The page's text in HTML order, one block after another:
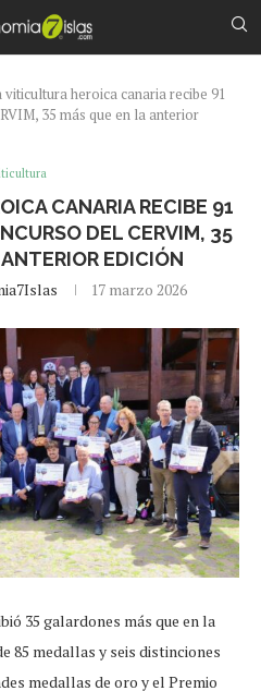
viticultura heroica canaria recibe 91
35 más que en la anterior
CANARIA RECIBE 91
DEL CERVIM, 35
EDICIÓN
17 marzo 2026
35 galardones más que en la
85 medallas y seis distinciones
medallas de oro y el Premio